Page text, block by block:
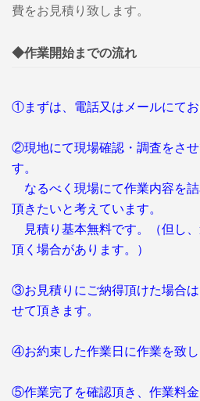
費をお見積り致します。
◆作業開始までの流れ
①まずは、電話又はメールにてお
②現地にて現場確認・調査をさ
す。
なるべく現場にて作業内容を
頂きたいと考えています。
見積り基本無料です。（但し
頂く場合があります。）
③お見積りにご納得頂けた場合
せて頂きます。
④お約束した作業日に作業を致し
⑤作業完了を確認頂き、作業料